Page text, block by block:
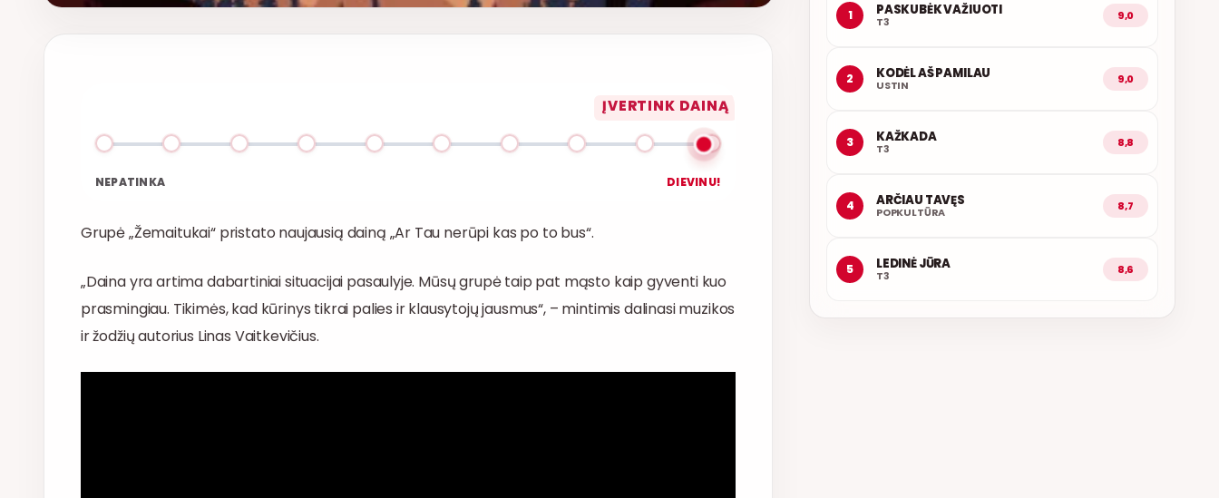
ĮVERTINK DAINĄ
NEPATINKA DIEVINU!
Grupė „Žemaitukai“ pristato naujausią dainą „Ar Tau nerūpi kas po to bus“.
„Daina yra artima dabartiniai situacijai pasaulyje. Mūsų grupė taip pat mąsto kaip gyventi kuo
prasmingiau. Tikimės, kad kūrinys tikrai palies ir klausytojų jausmus“, – mintimis dalinasi muzikos
ir žodžių autorius Linas Vaitkevičius.
1 PASKUBĖK VAŽIUOTI
T3 9,0
2 KODĖL AŠ PAMILAU
USTIN 9,0
3 KAŽKADA
T3 8,8
4 ARČIAU TAVĘS
POPKULTŪRA 8,7
5 LEDINĖ JŪRA
T3 8,6